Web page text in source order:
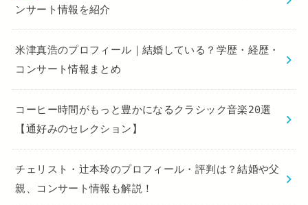
ンサート情報を紹介
米津真浩のプロフィール｜結婚している？学歴・経歴・
コンサート情報まとめ
コーヒー時間がもっと豊かになるクラシック音楽20選
【通好みのセレクション】
チェリスト・辻本玲のプロフィール・評判は？結婚や父
親、コンサート情報も解説！